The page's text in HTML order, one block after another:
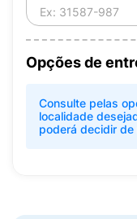
Opções de
Consulte pelas
localidade
poderá decidir de